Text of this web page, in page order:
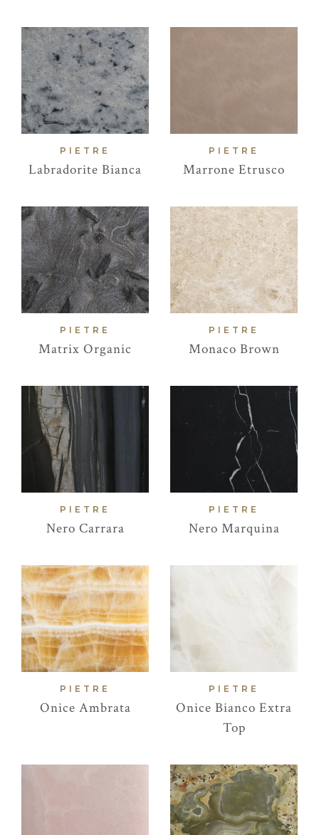
PIETRE
Labradorite Bianca
PIETRE
Marrone Etrusco
PIETRE
Matrix Organic
PIETRE
Monaco Brown
PIETRE
Nero Carrara
PIETRE
Nero Marquina
PIETRE
Onice Ambrata
PIETRE
Onice Bianco Extra
Top